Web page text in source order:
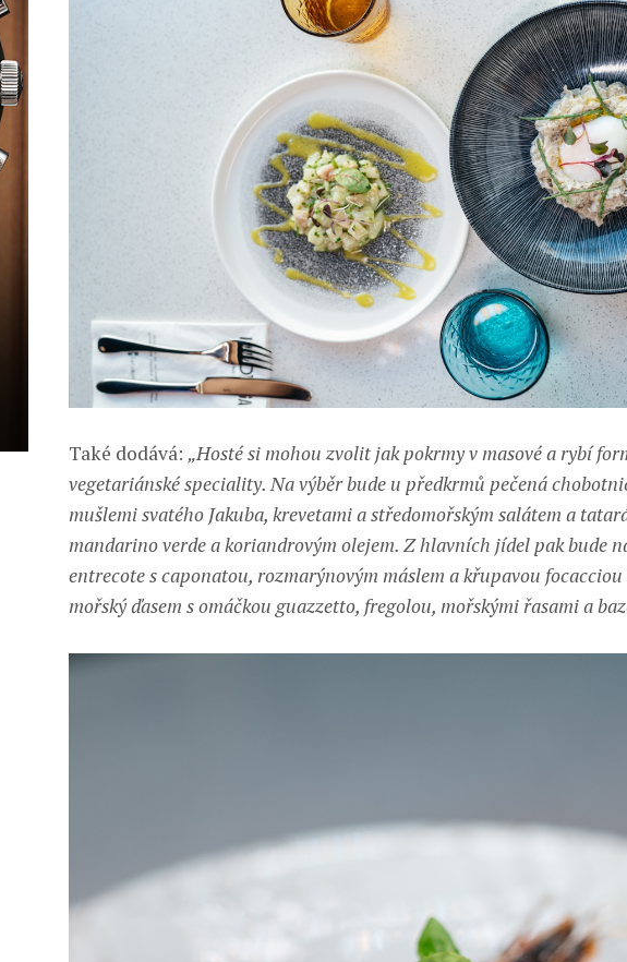
Také dodává: „Hosté si mohou zvolit jak pokrmy v masové a rybí
vegetariánské speciality. Na výběr bude u předkrmů pečená
mušlemi svatého Jakuba, krevetami a středomořským salátem a
mandarino verde a koriandrovým olejem. Z hlavních jídel pak bude
entrecote s caponatou, rozmarýnovým máslem a křupavou focacciou
mořský ďasem s omáčkou guazzetto, fregolou, mořskými řasami a